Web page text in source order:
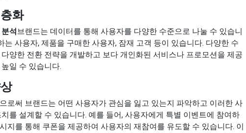
화
석 브랜드는 데이터를 통해 사용자를 다양한 수준으로 나눌 수 있습니
는 사용자, 제품을 구매한 사용자, 잠재 고객 등이 있습니다. 다양한 수
양한 전환 전략을 개발하고 보다 개인화된 서비스나 프로모션을 제공
일 수 있습니다.
로써 브랜드는 어떤 사용자가 관심을 잃고 있는지 파악하고 이러한 사
를 설계할 수 있습니다. 예를 들어, 사용자에게 특별 이벤트에 참여하
지를 통해 쿠폰을 제공하여 사용자의 재참여를 유도할 수 있습니다. 이